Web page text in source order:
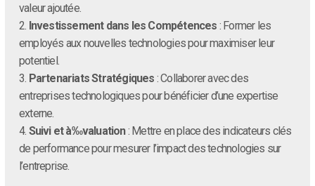
valeur ajoutée.
2. Investissement dans les Compétences : Former les
employés aux nouvelles technologies pour maximiser leur
potentiel.
3. Partenariats Stratégiques : Collaborer avec des
entreprises technologiques pour bénéficier d’une expertise
externe.
4. Suivi et à‰valuation: Mettre en place des indicateurs clés
de performance pour mesurer l’impact des technologies sur
l’entreprise.